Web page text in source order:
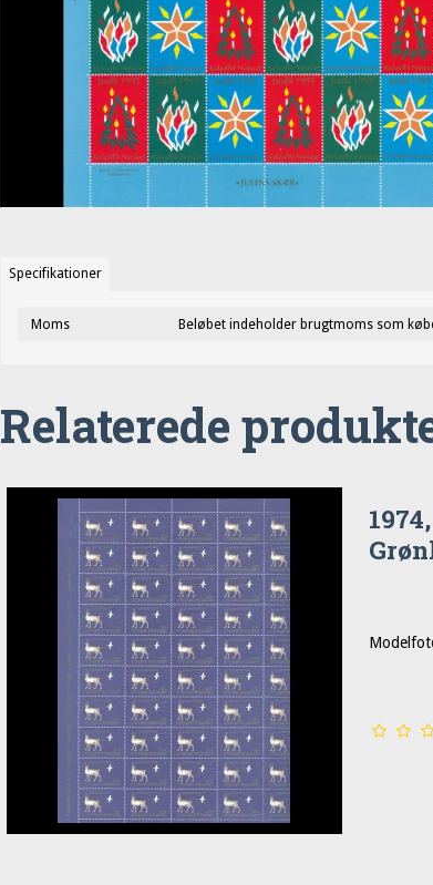
Specifikationer
Moms Beløbet indeholder brugtmoms som
Relaterede